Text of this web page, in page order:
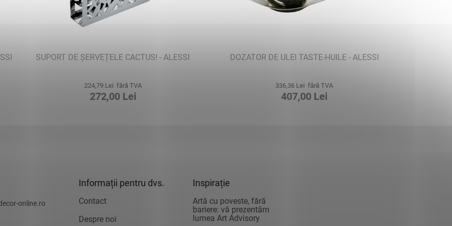
SUPORT DE ȘERVEȚELE CACTUS! - ALESSI
224,79 Lei fără TVA
272,00 Lei
DOZATOR DE ULEI TASTE-HUILE - ALESSI
336,36 Lei fără TVA
407,00 Lei
online.ro
Informații pentru dvs.
Contact
Despre noi
Inspirație
Artă cu poveste, fără
bariere: vă prezentăm
lumea Art Advisory